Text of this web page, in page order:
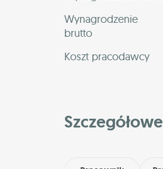
Wynagrodzenie
brutto
Koszt pracodawcy